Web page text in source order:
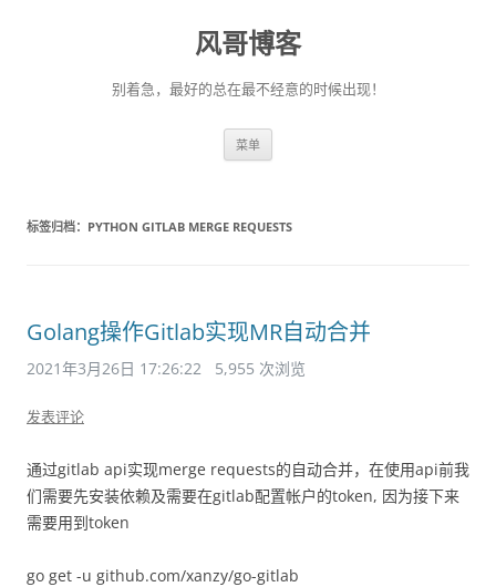
风哥博客
别着急，最好的总在最不经意的时候出现！
菜单
标签归档： PYTHON GITLAB MERGE REQUESTS
Golang操作Gitlab实现MR自动合并
2021年3月26日 17:26:22 5,955 次浏览
发表评论
通过gitlab api实现merge requests的自动合并，在使用api前我
们需要先安装依赖及需要在gitlab配置帐户的token, 因为接下来
需要用到token
go get -u github.com/xanzy/go-gitlab